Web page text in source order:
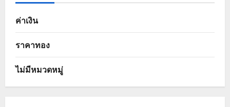
ค่าเงิน
ราคาทอง
ไม่มีหมวดหมู่